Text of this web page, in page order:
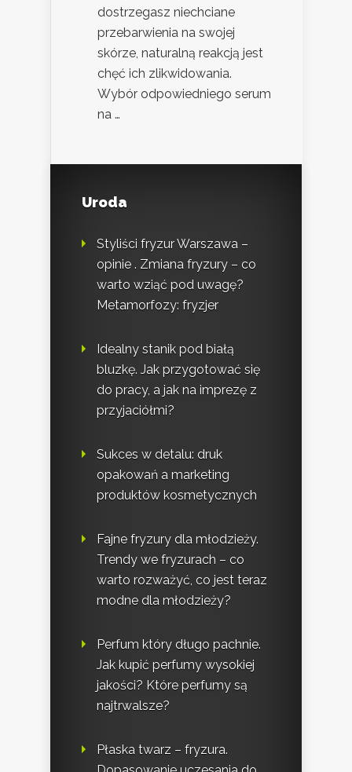
dostrzegasz niechciane
przebarwienia na swojej
skórze, naturalną reakcją jest
chęć ich zlikwidowania.
Wybór odpowiedniego serum
na …
Uroda
Styliści fryzur Warszawa –
opinie . Zmiana fryzury – co
warto wziąć pod uwagę?
Metamorfozy: fryzjer
Idealny stanik pod białą
bluzkę. Jak przygotować się
do pracy, a jak na imprezę z
przyjaciółmi?
Sukces w detalu: druk
opakowań a marketing
produktów kosmetycznych
Fajne fryzury dla młodzieży.
Trendy we fryzurach – co
warto rozważyć, co jest teraz
modne dla młodzieży?
Perfum który długo pachnie.
Jak kupić perfumy wysokiej
jakości? Które perfumy są
najtrwalsze?
Płaska twarz – fryzura.